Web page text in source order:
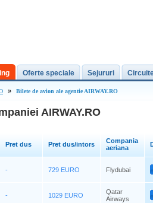
Oferte speciale Sejururi
» Bilete de avion ale agentie AIRWAY.RO
AIRWAY.RO
Pret dus Pret dus/intors
Compania
aeriana
- 729 EURO Flydubai
- 1029 EURO
Qatar
Airways